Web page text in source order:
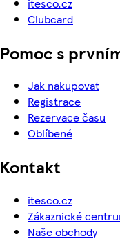
Clubcard
Pomoc s
Jak nakupovat
Registrace
Rezervace času
Oblíbené
Kontakt
itesco.cz
Zákaznické
Naše obchody